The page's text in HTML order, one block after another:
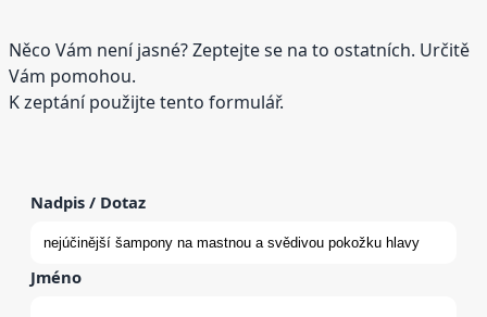
Něco Vám není jasné? Zeptejte se na to ostatních. Určitě
Vám pomohou.
K zeptání použijte tento formulář.
Nadpis / Dotaz
Jméno